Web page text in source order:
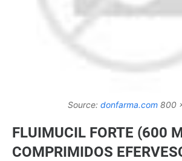
Source: donfarma.com 800
FLUIMUCIL FORTE (600
COMPRIMIDOS